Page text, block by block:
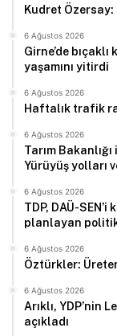
Kudret
6 Ağustos 2026
Girne’de
yaşamını yitirdi
6 Ağustos 2026
Haftalık trafik
6 Ağustos 2026
Tarım
Yürüyüş yolları
6 Ağustos 2026
TDP, DAÜ-
planlayan
6 Ağustos 2026
Öztürkler:
6 Ağustos 2026
Arıklı, YDP’nin
açıkladı